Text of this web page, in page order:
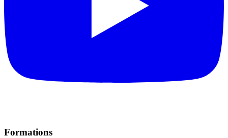
Formations